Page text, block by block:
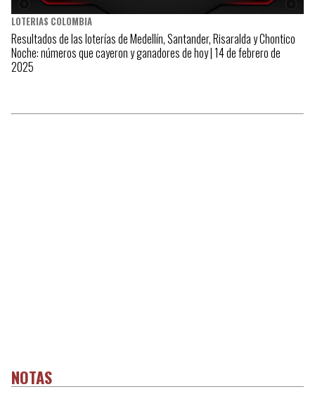
LOTERIAS COLOMBIA
Resultados de las loterías de Medellín, Santander, Risaralda y Chontico
Noche: números que cayeron y ganadores de hoy | 14 de febrero de
2025
NOTAS